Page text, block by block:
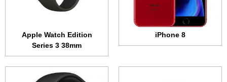
iPhone 8
Apple Watch Edition
Series 3 38mm
البطارية:
279 مللي أمبير
عرض الموصفات ←
279 مللي أمبير
الشاشة:1.5 بوصة • 340x272 بكسل